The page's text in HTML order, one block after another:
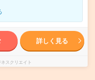
詳しく見る
スクリエイト